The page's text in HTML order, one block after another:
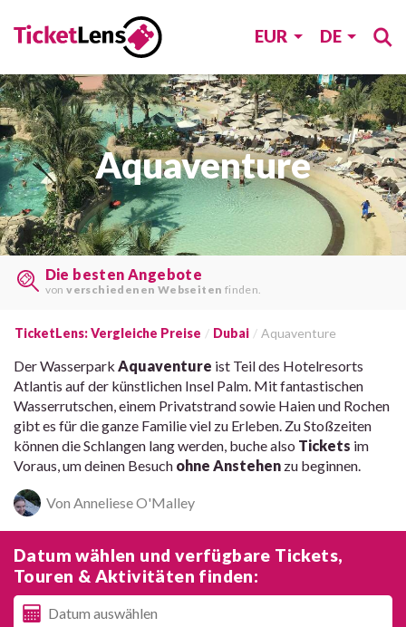
EUR DE
Aquaventure
Last Minute Tickets
auf vielen Webseitenfinden.
TicketLens: Vergleiche Preise Dubai Aquaventure
Der Wasserpark Aquaventure ist Teil des Hotelresorts
Atlantis auf der künstlichen Insel Palm. Mit fantastischen
Wasserrutschen, einem Privatstrand sowie Haien und Rochen
gibt es für die ganze Familie viel zu Erleben. Zu Stoßzeiten
können die Schlangen lang werden, buche also Tickets im
Voraus, um deinen Besuch ohne Anstehen zu beginnen.
Von Anneliese O'Malley
Datum wählen und verfügbare Tickets,
Touren & Aktivitäten finden: